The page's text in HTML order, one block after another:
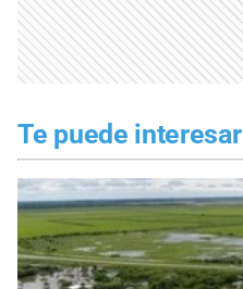
Te puede interesar